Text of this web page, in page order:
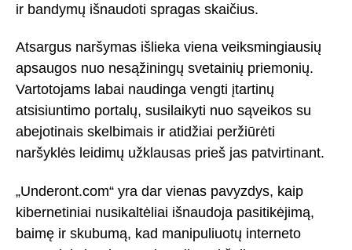
ir bandymų išnaudoti spragas skaičius.
Atsargus naršymas išlieka viena veiksmingiausių
apsaugos nuo nesąžiningų svetainių priemonių.
Vartotojams labai naudinga vengti įtartinų
atsisiuntimo portalų, susilaikyti nuo sąveikos su
abejotinais skelbimais ir atidžiai peržiūrėti
naršyklės leidimų užklausas prieš jas patvirtinant.
„Underont.com“ yra dar vienas pavyzdys, kaip
kibernetiniai nusikaltėliai išnaudoja pasitikėjimą,
baimę ir skubumą, kad manipuliuotų interneto